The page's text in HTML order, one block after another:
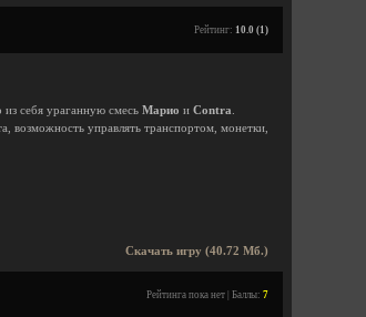
Рейтинг: 10.0 (1)
себя ураганную смесь Марио и Contra
возможность управлять транспортом, монетки,
Скачать игру (40.72 Мб.)
Рейтинга пока нет | Баллы: 7